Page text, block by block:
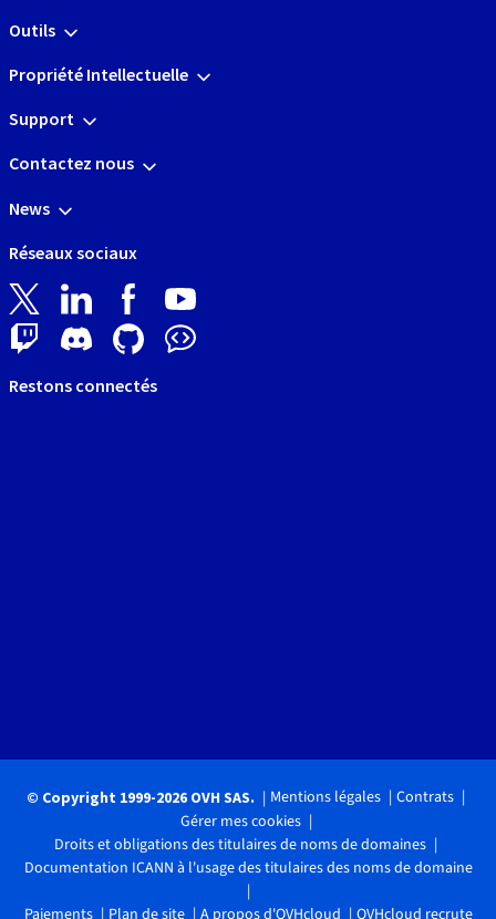
Outils
Propriété Intellectuelle
Support
Contactez nous
News
Réseaux sociaux
Restons connectés
© Copyright 1999-2026 OVH SAS. Mentions légales
Contrats
Gérer mes cookies
Droits et obligations des titulaires de noms de domaines
Documentation ICANN à l'usage des titulaires des noms de domaine
Paiements Plan de site A propos d'OVHcloud OVHcloud recrute